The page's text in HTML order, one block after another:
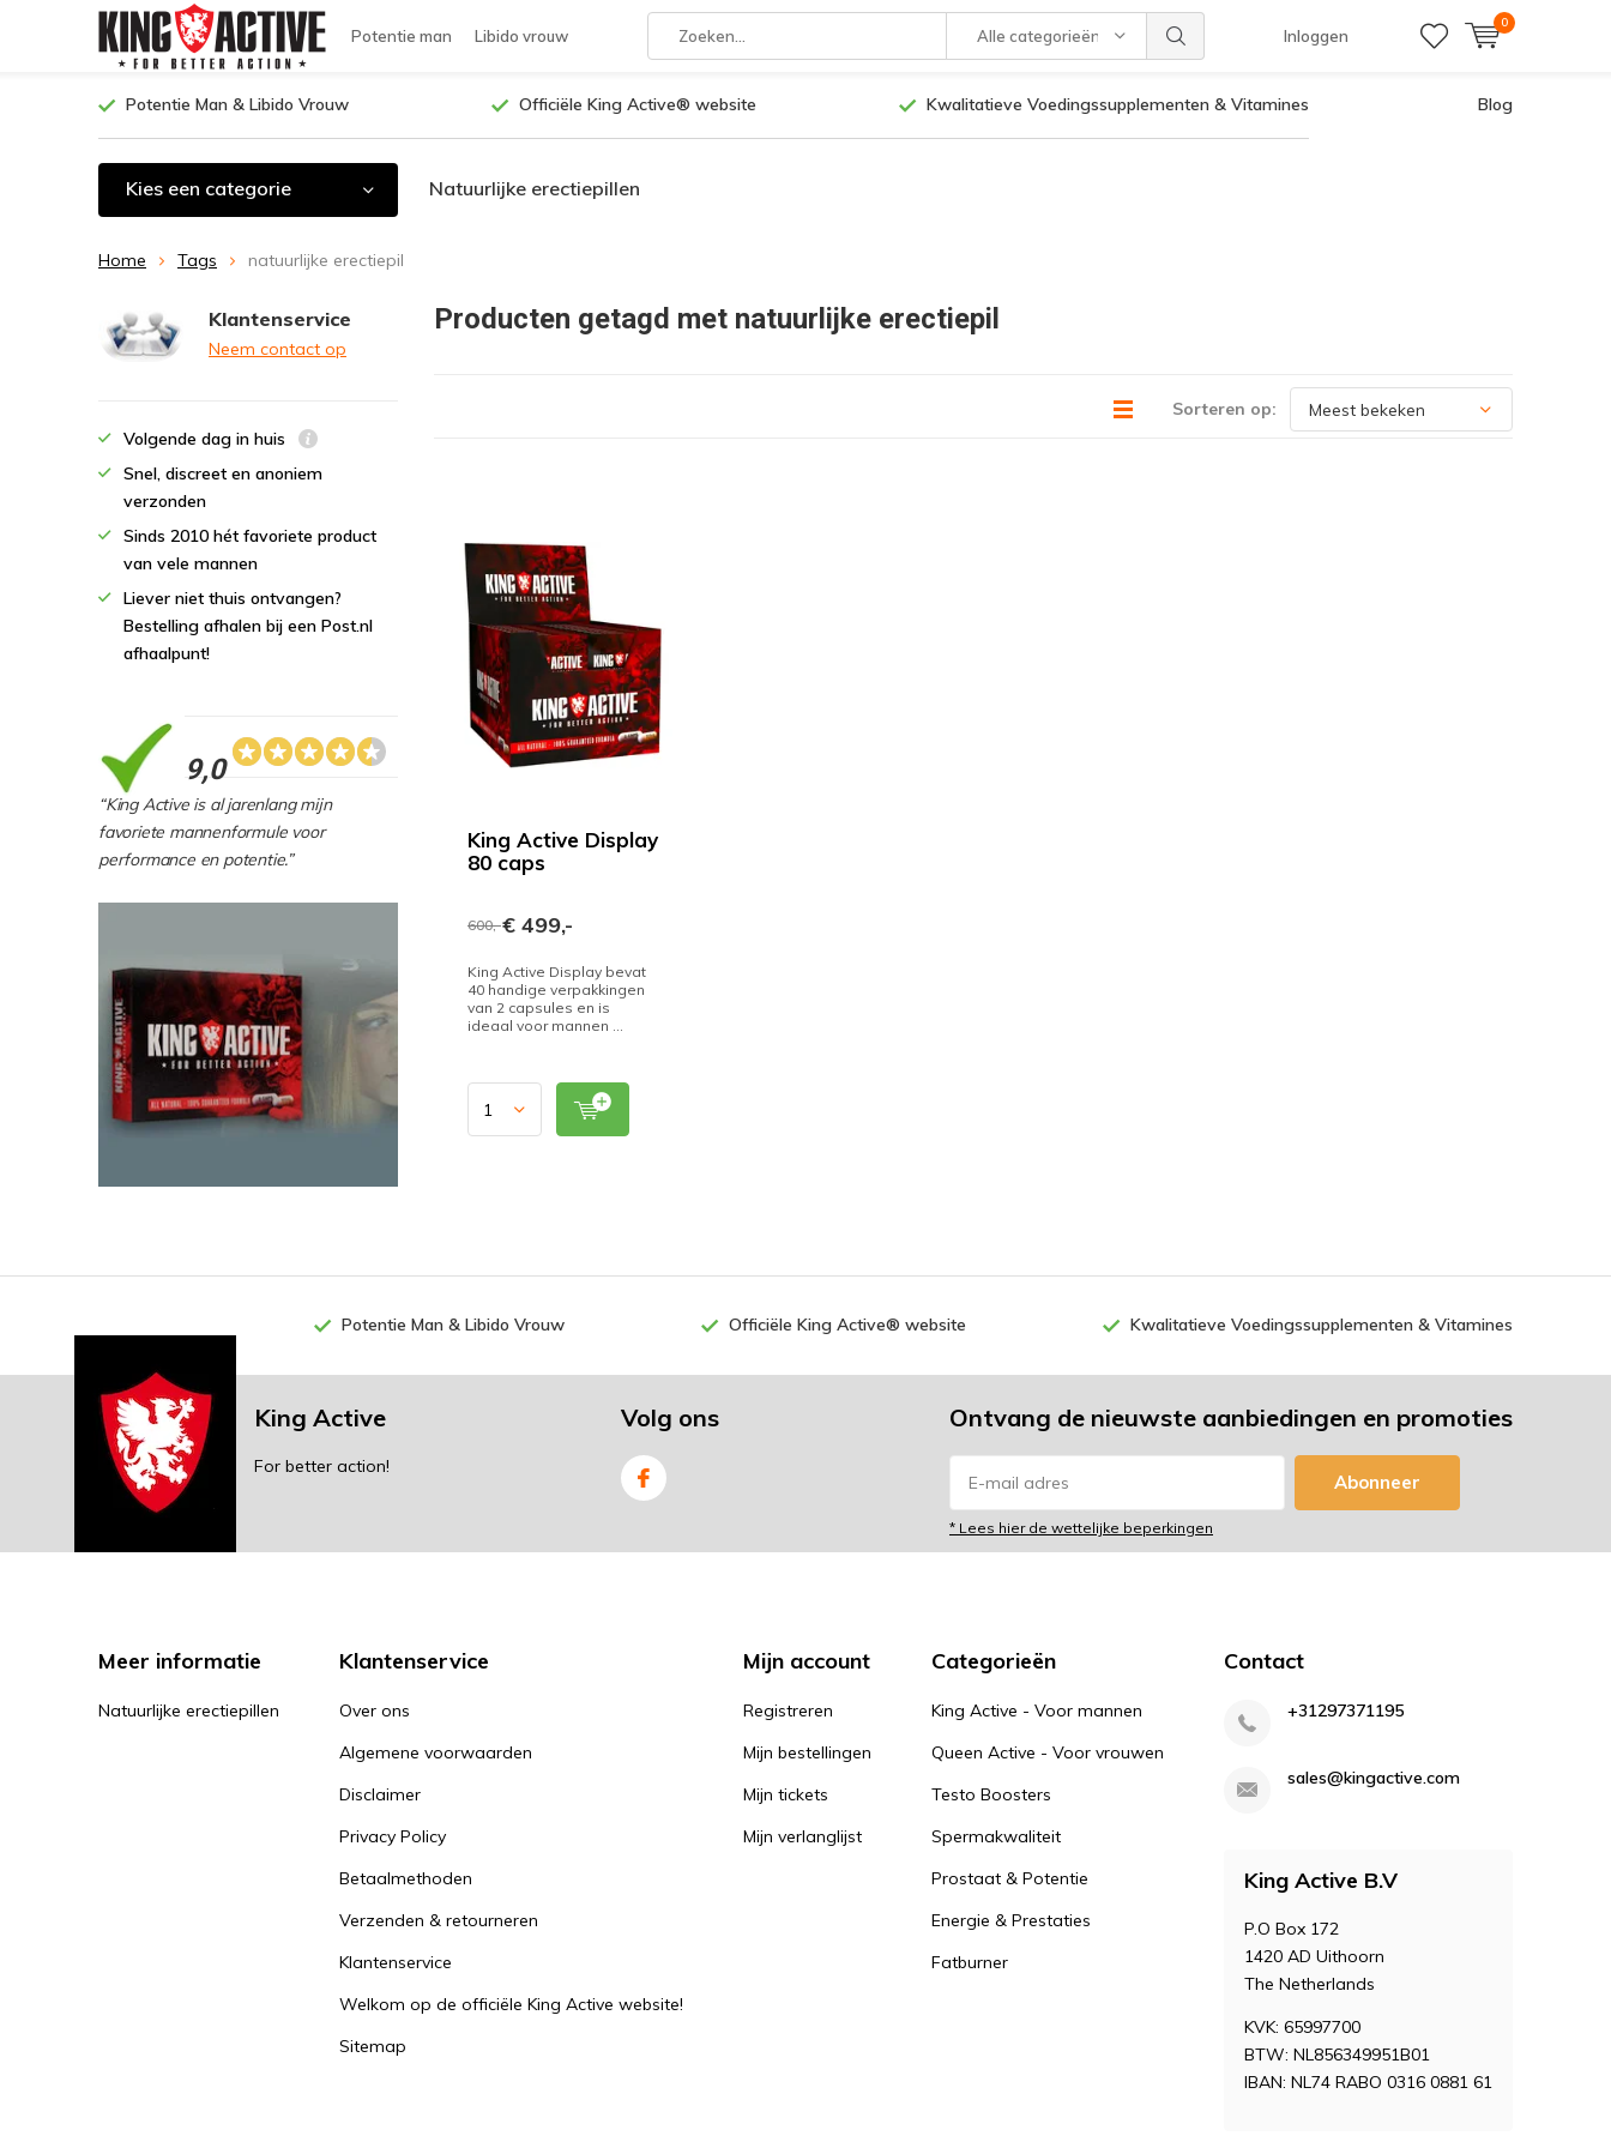
Potentie man Libido vrouw Alle categorieën Inloggen
0
Potentie Man & Libido Vrouw Officiële King Active® website Kwalitatieve Voedingssupplementen & Vitamines Blog
Kies een categorie Natuurlijke erectiepillen
Home Tags natuurlijke erectiepil
Producten getagd met natuurlijke erectiepil
Sorteren op:
King Active Display
80 caps
600,-€ 499,-
King Active Display bevat
40 handige verpakkingen
van 2 capsules en is
ideaal voor mannen ...
Klantenservice
Neem contact op
Volgende dag in huis
Snel, discreet en anoniem
verzonden
Sinds 2010 hét favoriete product
van vele mannen
Liever niet thuis ontvangen?
Bestelling afhalen bij een Post.nl
afhaalpunt!
9,0
“King Active is al jarenlang mijn
favoriete mannenformule voor
performance en potentie.”
Potentie Man & Libido Vrouw Officiële King Active® website Kwalitatieve Voedingssupplementen & Vitamines
King Active
For better action!
Volg ons Ontvang de nieuwste aanbiedingen en promoties
Abonneer
* Lees hier de wettelijke beperkingen
Meer informatie
Natuurlijke erectiepillen
Klantenservice
Over ons
Algemene voorwaarden
Disclaimer
Privacy Policy
Betaalmethoden
Verzenden & retourneren
Klantenservice
Welkom op de officiële King Active website!
Sitemap
Mijn account
Registreren
Mijn bestellingen
Mijn tickets
Mijn verlanglijst
Categorieën
King Active - Voor mannen
Queen Active - Voor vrouwen
Testo Boosters
Spermakwaliteit
Prostaat & Potentie
Energie & Prestaties
Fatburner
Contact
+31297371195
sales@kingactive.com
King Active B.V
P.O Box 172
1420 AD Uithoorn
The Netherlands
KVK: 65997700
BTW: NL856349951B01
IBAN: NL74 RABO 0316 0881 61